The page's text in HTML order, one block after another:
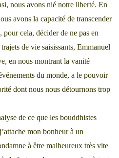
nous avons nié notre liberté. En
avons la capacité de transcender
cela, décider de ne pas en
de vie saisissants, Emmanuel
en nous montrant la vanité
du monde, a le pouvoir
dont nous nous détournons trop
de ce que les bouddhistes
mon bonheur à un
à être malheureux très vite